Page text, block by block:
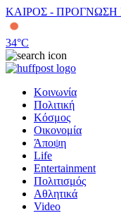
ΚΑΙΡΟΣ -
34°C
Κοινωνία
Πολιτική
Κόσμος
Οικονομία
Άποψη
Life
Entertainment
Πολιτισμός
Αθλητικά
Video